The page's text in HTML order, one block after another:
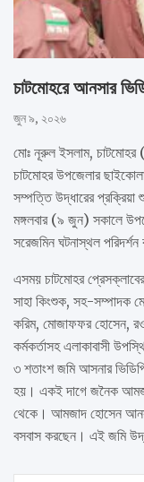
চাটমোহরে আনসার
জুন ৯, ২০২৬
মোঃ নূরুল ইসলাম, চাটমোহর
চাটমোহর উপজেলার
সম্পত্তি উদ্ধারের
মঙ্গলবার (৯ জুন) সকালে
সরেজমিন ঘটনাস্থল
এসময় চাটমোহর
সাহা কিংশুক, সহ-সম্পাদক
করিম, মোজাফফর হোসেন,
কর্মকর্তাসহ এলাকাবাসী
৩ শতাংশ জমি আসনার
হয়। একই দাগে জনৈক
থেকে। আমজাদ হোসেন
বসবাস করছেন। এই জমি